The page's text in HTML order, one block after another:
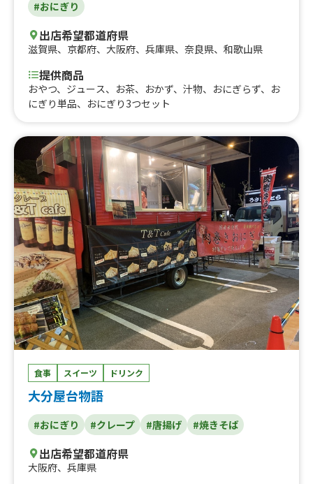
#おにぎり
出店希望都道府県
滋賀県、 京都府、 大阪府、 兵庫県、 奈良県、 和歌山県
提供商品
おやつ、ジュース、お茶、おかず、汁物、おにぎらず、お
にぎり単品、おにぎり3つセット
食事 スイーツ ドリンク
大分屋台物語
#おにぎり #クレープ #唐揚げ #焼きそば
出店希望都道府県
大阪府、 兵庫県